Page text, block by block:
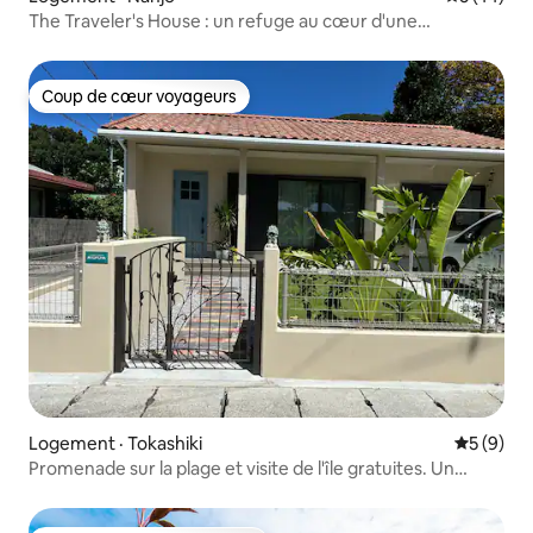
The Traveler's House : un refuge au cœur d'une
Coup de cœur voyageurs
Coup de cœur voyageurs
Logement · Tokashiki Note
5 (9)
Promenade sur la plage et visite de l'île gratuites. Un